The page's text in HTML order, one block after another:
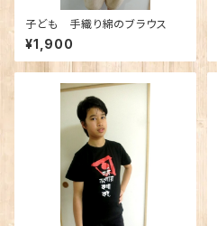
子ども 手織り綿のブラウス
¥1,900